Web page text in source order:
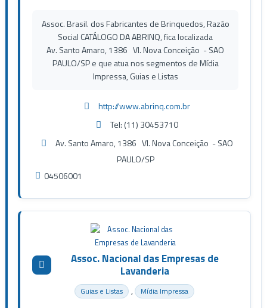
Assoc. Brasil. dos Fabricantes de Brinquedos, Razão
Social CATÁLOGO DA ABRINQ, fica localizada
Av. Santo Amaro, 1386 Vl. Nova Conceição - SAO
PAULO/SP e que atua nos segmentos de Mídia
Impressa, Guias e Listas
http://www.abrinq.com.br
Tel: (11) 30453710
Av. Santo Amaro, 1386 Vl. Nova Conceição - SAO
PAULO/SP
04506001
Assoc. Nacional das Empresas de
Lavanderia
Guias e Listas , Mídia Impressa